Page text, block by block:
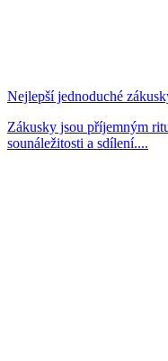
Nejlepší jednoduché
Zákusky jsou příjemným
sounáležitosti a sdílení....